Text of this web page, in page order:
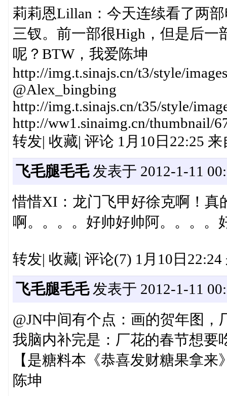
莉莉恩Lillan：今天连续看了两
三钗。前一部很High，但是后
呢？BTW，我爱陈坤
http://img.t.sinajs.cn/t3/style/
@Alex_bingbing
http://img.t.sinajs.cn/t35/style/
http://ww1.sinaimg.cn/thumbnail/
转发| 收藏| 评论 1月10日22:25
飞毛腿毛毛发表于 2012-1-11
惜惜XI：龙门飞甲好徐克啊！真
啊。。。。好帅好帅阿。。。。
转发| 收藏| 评论(7) 1月10日
飞毛腿毛毛发表于 2012-1-11
@JN中间有个点：画的贺年图
我脑内补完是：厂花的春节想要
【是糖料本《恭喜发财糖果拿来
陈坤